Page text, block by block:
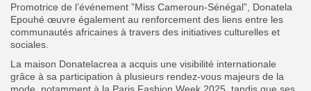
Promotrice de l’événement ”Miss Cameroun-Sénégal”, Donatela
Epouhé œuvre également au renforcement des liens entre les
communautés africaines à travers des initiatives culturelles et
sociales.
‎La maison Donatelacrea a acquis une visibilité internationale
grâce à sa participation à plusieurs rendez-vous majeurs de la
mode, notamment à la Paris Fashion Week 2025, tandis que ses